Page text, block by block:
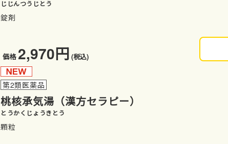
じじんつうじとう
錠剤
価格 2,970円 (税込)
第2類医薬品
桃核承気湯（漢方セラピー）
とうかくじょうきとう
顆粒